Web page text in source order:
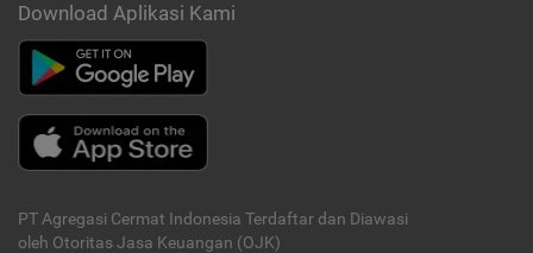
Download Aplikasi Kami
PT Agregasi Cermat Indonesia Terdaftar dan Diawasi
oleh Otoritas Jasa Keuangan (OJK)